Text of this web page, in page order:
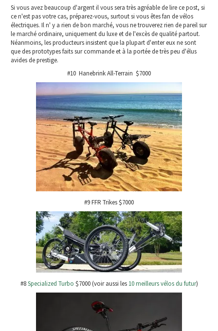
Si vous avez beaucoup d'argent il vous sera très agréable de lire ce post, si
ce n'est pas votre cas, préparez-vous, surtout si vous êtes fan de vélos
électriques. Il n' y a rien de bon marché, vous ne trouverez rien de pareil sur
le marché ordinaire, uniquement du luxe et de l'excès de qualité partout.
Néanmoins, les producteurs insistent que la plupart d'enter eux ne sont
que des prototypes faits sur commande et à la portée de très peu d'élus
avides de prestige.
#10 Hanebrink All-Terrain $7000
#9 FFR Trikes $7000
#8Specialized Turbo $7000 (voir aussi les 10 meilleurs vélos du futur)